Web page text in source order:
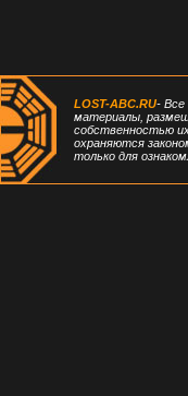
LOST-ABC.RU- Все
материалы,
собственностью
охраняются
только для